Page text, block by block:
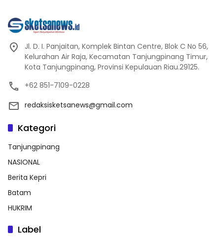
Jl. D. I. Panjaitan, Komplek Bintan Centre, Blok C No 56,
Kelurahan Air Raja, Kecamatan Tanjungpinang Timur,
Kota Tanjungpinang, Provinsi Kepulauan Riau.29125.
+62 851-7109-0228
redaksisketsanews@gmail.com
Kategori
Tanjungpinang
NASIONAL
Berita Kepri
Batam
HUKRIM
Label